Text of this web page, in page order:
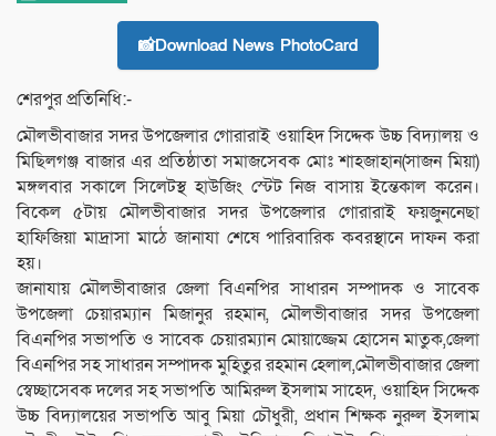
📸Download News PhotoCard
শেরপুর প্রতিনিধি:-
মৌলভীবাজার সদর উপজেলার গোরারাই ওয়াহিদ সিদ্দেক উচ্চ বিদ্যালয় ও
মিছিলগঞ্জ বাজার এর প্রতিষ্ঠাতা সমাজসেবক মোঃ শাহজাহান(সাজন মিয়া)
মঙ্গলবার সকালে সিলেটস্থ হাউজিং স্টেট নিজ বাসায় ইন্তেকাল করেন।
বিকেল ৫টায় মৌলভীবাজার সদর উপজেলার গোরারাই ফয়জুননেছা
হাফিজিয়া মাদ্রাসা মাঠে জানাযা শেষে পারিবারিক কবরস্থানে দাফন করা
হয়।
জানাযায় মৌলভীবাজার জেলা বিএনপির সাধারন সম্পাদক ও সাবেক
উপজেলা চেয়ারম্যান মিজানুর রহমান, মৌলভীবাজার সদর উপজেলা
বিএনপির সভাপতি ও সাবেক চেয়ারম্যান মোয়াজ্জেম হোসেন মাতুক,জেলা
বিএনপির সহ সাধারন সম্পাদক মুহিতুর রহমান হেলাল,মৌলভীবাজার জেলা
স্বেচ্ছাসেবক দলের সহ সভাপতি আমিরুল ইসলাম সাহেদ, ওয়াহিদ সিদ্দেক
উচ্চ বিদ্যালয়ের সভাপতি আবু মিয়া চৌধুরী, প্রধান শিক্ষক নুরুল ইসলাম